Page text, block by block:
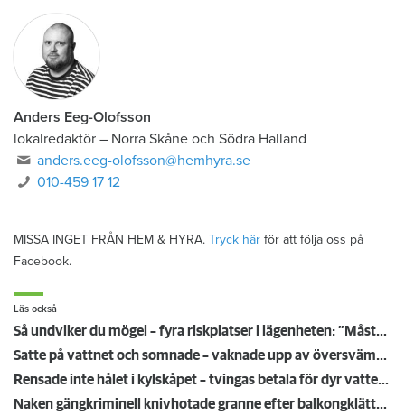
Anders Eeg-Olofsson
lokalredaktör – Norra Skåne och Södra Halland
anders.eeg-olofsson@hemhyra.se
010-459 17 12
MISSA INGET FRÅN HEM & HYRA. Tryck här för att följa oss på
Facebook.
Läs också
Så undviker du mögel – fyra riskplatser i lägenheten: ”Måste städa bort”
Satte på vattnet och somnade – vaknade upp av översvämning hos grannen
Rensade inte hålet i kylskåpet – tvingas betala för dyr vattenskada
Naken gängkriminell knivhotade granne efter balkongklättring